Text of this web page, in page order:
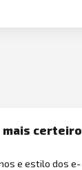
mais certeiro
e estilo dos e-